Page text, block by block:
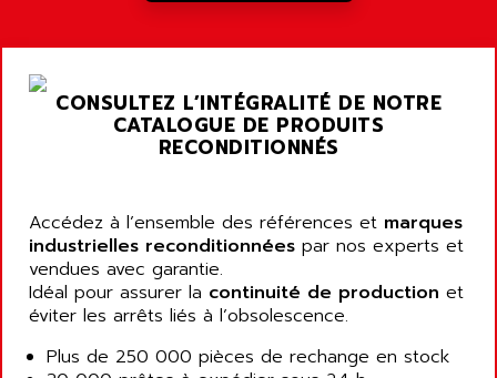
TEXT DISPLAY
SIMATIC S5 115U
SINUMERIK 840
SMT
SMTB
SMT-BSI
CPX37
CE65
AIRWELL
AJC BATTERY
AJHUA TECHNOLOGY
AKA
AKER
AKIM AG
AKKU
AKO
CONSULTEZ L’INTÉGRALITÉ DE NOTRE
CATALOGUE DE PRODUITS
RECONDITIONNÉS
Accédez à l’ensemble des références et marques
industrielles reconditionnées par nos experts et
vendues avec garantie.
Idéal pour assurer la continuité de production et
éviter les arrêts liés à l’obsolescence.
Plus de 250 000 pièces de rechange en stock